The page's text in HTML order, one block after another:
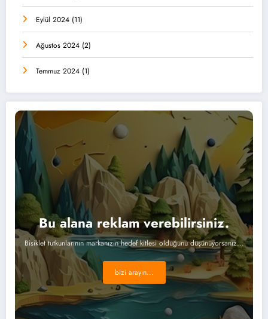
Eylül 2024 (11)
Ağustos 2024 (2)
Temmuz 2024 (1)
Bu alana reklam verebilirsiniz.
Bisiklet tutkunlarının markanızın hedef kitlesi olduğunu düşünüyorsanız...
bizi arayın...